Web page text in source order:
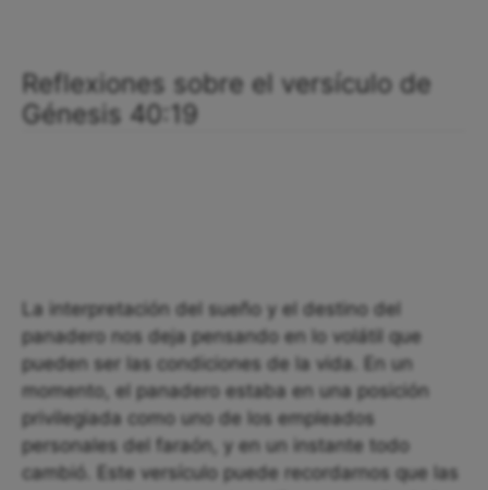
Reflexiones sobre el versículo de
Génesis 40:19
La interpretación del sueño y el destino del
panadero nos deja pensando en lo volátil que
pueden ser las condiciones de la vida. En un
momento, el panadero estaba en una posición
privilegiada como uno de los empleados
personales del faraón, y en un instante todo
cambió. Este versículo puede recordarnos que las